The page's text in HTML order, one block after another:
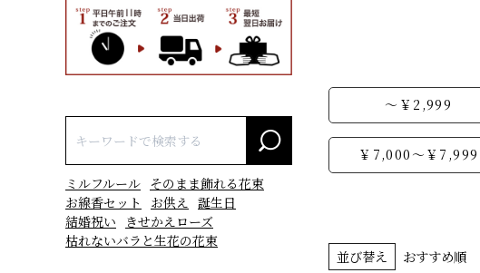
ミルフルール そのまま飾れる花束
お線香セット
お供え 誕生日
結婚祝い
きせかえローズ
枯れないバラと生花の花束
～￥2,999
￥7,000～￥7,999
並び替え おすすめ順